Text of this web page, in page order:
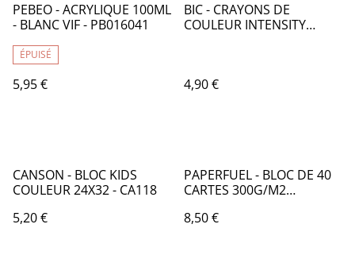
PEBEO - ACRYLIQUE 100ML
- BLANC VIF - PB016041
ÉPUISÉ
5,95 €
BIC - CRAYONS DE
COULEUR INTENSITY
4,90 €
CANSON - BLOC KIDS
COULEUR 24X32 - CA118
5,20 €
PAPERFUEL - BLOC DE 40
CARTES 300G/M2
8,50 €